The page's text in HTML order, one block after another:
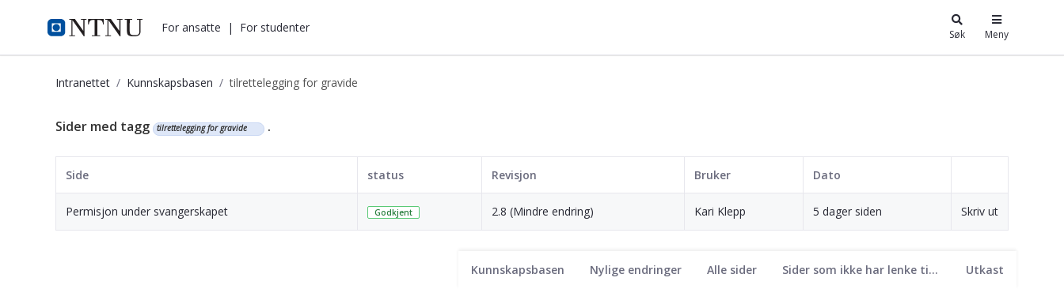
i.ntnu.no For ansatte | For studenter Søk Meny
Intranettet Kunnskapsbasen tilrettelegging for gravide
Kunnskapsbasen
Kunnskapsbasen Nylige endringer Alle sider Sider som ikke har lenke til seg Utkast
Sider med tagg tilrettelegging for gravide .
Side status Revisjon Bruker Dato
Permisjon under svangerskapet Godkjent 2.8 (Mindre endring) Kari Klepp 5 dager siden Skriv ut